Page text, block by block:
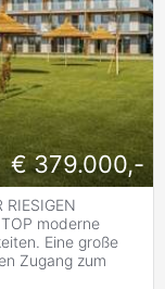
€ 379.000,-
RIESIGEN
moderne
Eine große
Zugang zum